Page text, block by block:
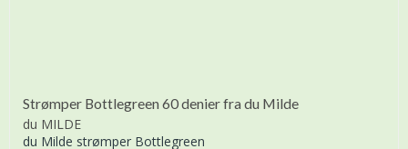
Strømper Bottlegreen 60 denier fra du Milde
du MILDE
du Milde strømper Bottlegreen